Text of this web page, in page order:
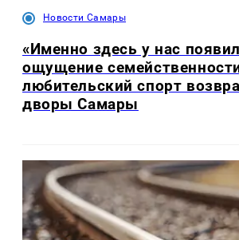
Новости Самары
«Именно здесь у нас
ощущение
любительский спорт
дворы Самары